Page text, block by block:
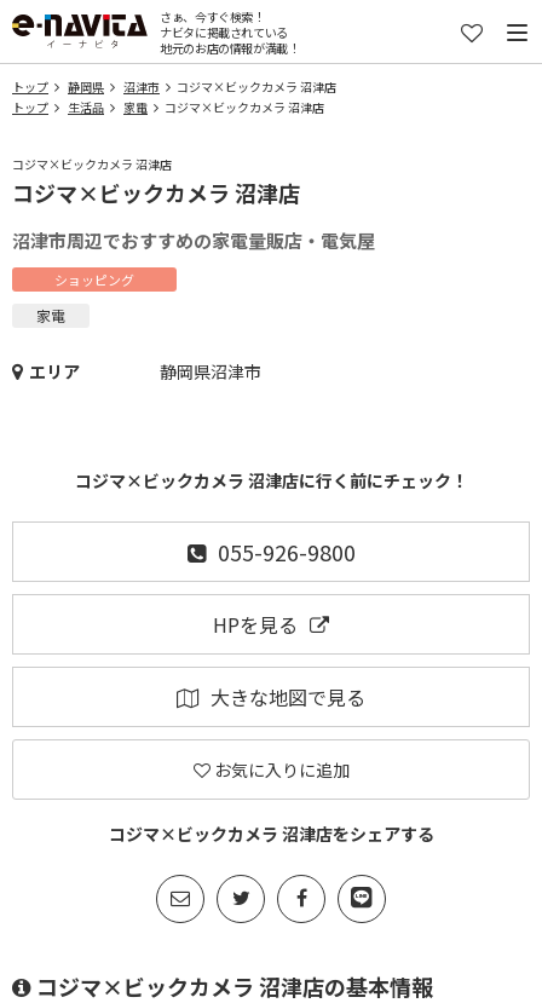
さぁ、今すぐ検索！
ナビタに掲載されている
地元のお店の情報が満載！
トップ 静岡県 沼津市
コジマ×ビックカメラ 沼津店
トップ
生活品 家電 コジマ×ビックカメラ 沼津店
コジマ×ビックカメラ 沼津店
コジマ×ビックカメラ 沼津店
沼津市周辺でおすすめの家電量販店・電気屋
ショッピング
家電
エリア 静岡県沼津市
コジマ×ビックカメラ 沼津店に行く前にチェック！
055-926-9800
HPを見る
大きな地図で見る
お気に入りに追加
コジマ×ビックカメラ 沼津店をシェアする
コジマ×ビックカメラ 沼津店の基本情報